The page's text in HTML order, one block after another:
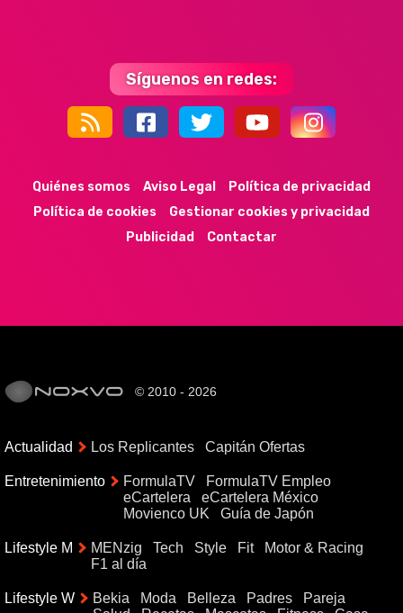
Síguenos en redes:
44k 9k 35k 352
Quiénes somos Aviso Legal
Política de privacidad
Política de cookies
Gestionar cookies y privacidad
Publicidad
Contactar
© 2010 - 2026
Actualidad Los Replicantes Capitán Ofertas
Entretenimiento FormulaTV
FormulaTV Empleo
eCartelera
eCartelera México
Movienco UK
Guía de Japón
Lifestyle M MENzig Tech Style Fit
Motor & Racing
F1 al día
Lifestyle W Bekia Moda Belleza Padres
Pareja